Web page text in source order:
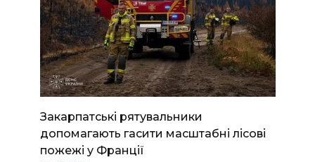
Закарпатські рятувальники
допомагають гасити масштабні лісові
пожежі у Франції